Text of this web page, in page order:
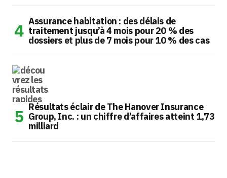
Assurance habitation : des délais de
traitement jusqu’à 4 mois pour 20 % des
dossiers et plus de 7 mois pour 10 % des cas
Résultats éclair de The Hanover Insurance
Group, Inc. : un chiffre d’affaires atteint 1,73
milliard